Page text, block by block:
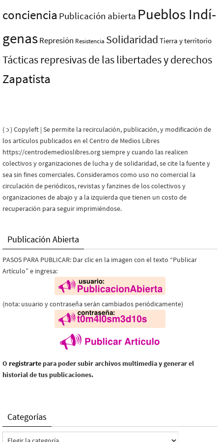
conciencia Publicación abierta Pueblos Indí­
genasRepresión Resistencia Solidaridad Tierra y territorio
Tácticas represivas de las libertades y derechos
Zapatista
( ɔ ) Copyleft | Se permite la recirculación, publicación, y modificación de
los artículos publicados en el Centro de Medios Libres
https://centrodemedioslibres.org siempre y cuando las realicen
colectivos y organizaciones de lucha y de solidaridad, se cite la fuente y
sea sin fines comerciales. Consideramos como uso no comercial la
circulación de periódicos, revistas y fanzines de los colectivos y
organizaciones de abajo y a la izquierda que tienen un costo de
recuperación para seguir imprimiéndose.
Publicación Abierta
PASOS PARA PUBLICAR: Dar clic en la imagen con el texto “Publicar
Artículo” e ingresa:
(nota: usuario y contraseña serán cambiados periódicamente)
O registrarte para poder subir archivos multimedia y generar el
historial de tus publicaciones.
Categorías
Categorías